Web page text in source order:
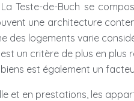
Teste-de-Buch se
une architecture
des logements varie
un critère de plus en
est également un
et en prestations, les